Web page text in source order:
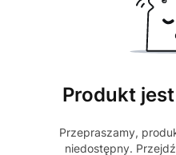
Produkt
Przepraszamy,
niedostępny.